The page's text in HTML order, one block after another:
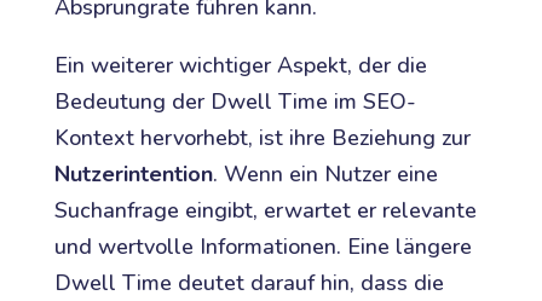
Absprungrate führen kann.
Ein weiterer wichtiger Aspekt, der die
Bedeutung der Dwell Time im SEO-
Kontext hervorhebt, ist ihre Beziehung zur
Nutzerintention. Wenn ein Nutzer eine
Suchanfrage eingibt, erwartet er relevante
und wertvolle Informationen. Eine längere
Dwell Time deutet darauf hin, dass die